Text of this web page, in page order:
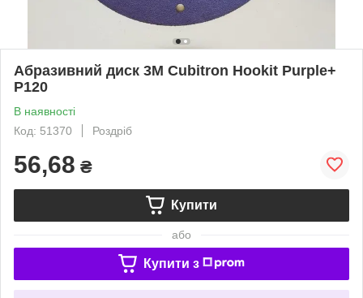
Абразивний диск 3M Cubitron Hookit Purple+
P120
В наявності
Код: 51370
Роздріб
56,68 ₴
Купити
або
Купити з